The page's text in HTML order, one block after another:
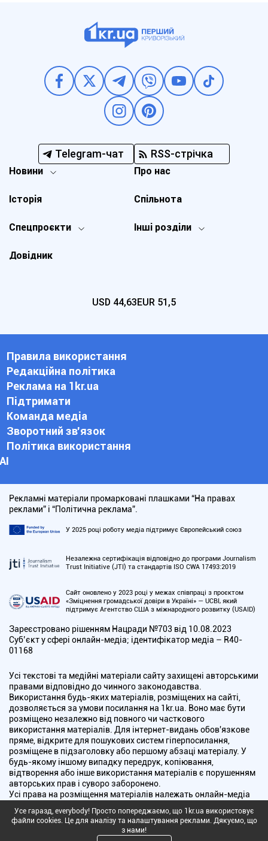
Telegram-чат RSS-стрічка
Новини
Спецпроєкти Інші розділи
Історія
Про нас
Довідник
Спільнота
USD 44,63EUR 51,5
Правила використання
Редакційна політика
Реклама на 1kr.ua
Підтримати
Команда медіа
Зворотний зв'язок
Політика використання
АІ
Рекламні матеріали промарковані плашками “На правах
реклами” і “Політична реклама”.
У 2025 році роботу медіа підтримує Європейський союз
Незалежна сертифікація відповідно до програми Journalism
Trust Initiative (JTI) та стандартів ISO CWA 17493:2019
Сайт оновлено у 2023 році у межах співпраці з проєктом
«Зміцнення громадської довіри в Україні» — UCBI, який
підтримує Агентство США з міжнародного розвитку (USAID)
Зареєстровано рішенням Нацради №703 від 10.08.2023
Cуб’єкт у сфері онлайн-медіа; ідентифікатор медіа – R40-
01168
Усі текстові та медійні матеріали сайту захищені авторськими
правами відповідно до чинного законодавства.
Використання будь-яких матеріалів, розміщених на сайті,
дозволяється за умови посилання на 1kr.ua. Воно має бути
розміщено незалежно від повного чи часткового
використання матеріалів. Для інтернет-видань обов'язкове
пряме, відкрите для пошукових систем гіперпосилання,
розміщене в підзаголовку або першому абзаці матеріалу. У
будь-якому іншому випадку передрук, копіювання,
відтворення або інше використання матеріалів є порушенням
авторських прав і суворо заборонено.
Усі права на розміщення матеріалів належать онлайн-медіа
"Перший Криворізький". Медіа зареєстроване Національною
радою України з питань телебачення і радіомовлення.
Copyright © 2010 - 2026 Всі права захищені
Усе гаразд, everybody! Просто попереджаємо, що 1kr.ua використовує
файли cookies. Це для аналізу та налаштування реклами. Дякуємо, що
з нами!